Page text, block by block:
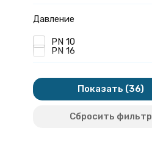
500 мм
700 мм
800 мм
1100 мм
1200 мм
1400 мм
Давление
PN 10
PN 16
Показать
Сбросить фильтр